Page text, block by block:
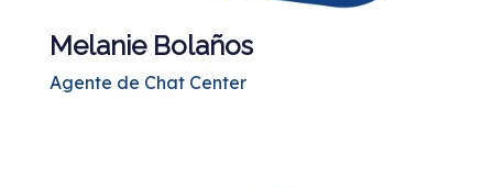
Melanie Bolaños
Agente de Chat Center